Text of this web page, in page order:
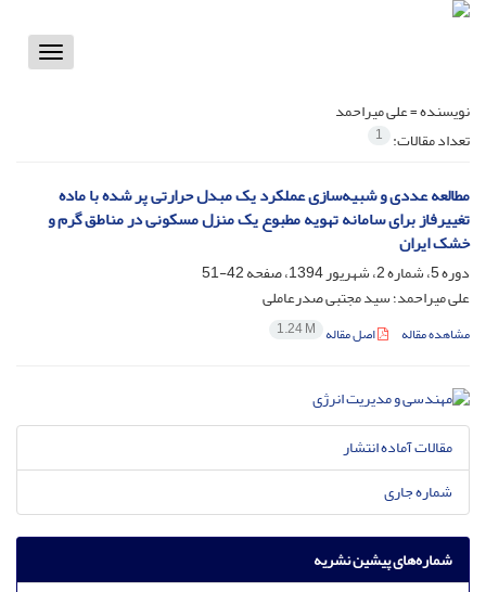
Toggle
نویسنده =علی میراحمد
تعداد مقالات: 1
مطالعه عددی و شبیه‌سازی عملکرد یک مبدل حرارتی پر شده با ماده
تغییرفاز برای سامانه تهویه مطبوع یک منزل مسکونی در مناطق گرم و
خشک ایران
دوره 5، شماره 2، شهریور 1394، صفحه
42-51
علی میراحمد؛ سید مجتبی صدرعاملی
مشاهده مقاله اصل مقاله 1.24 M
مقالات آماده انتشار
شماره جاری
شماره‌های پیشین نشریه